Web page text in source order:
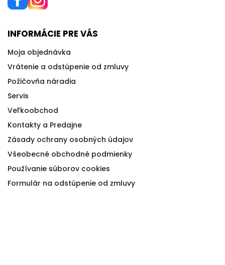
INFORMÁCIE PRE VÁS
Moja objednávka
Vrátenie a odstúpenie od zmluvy
Požičovňa náradia
Servis
Veľkoobchod
Kontakty a Predajne
Zásady ochrany osobných údajov
Všeobecné obchodné podmienky
Používanie súborov cookies
Formulár na odstúpenie od zmluvy